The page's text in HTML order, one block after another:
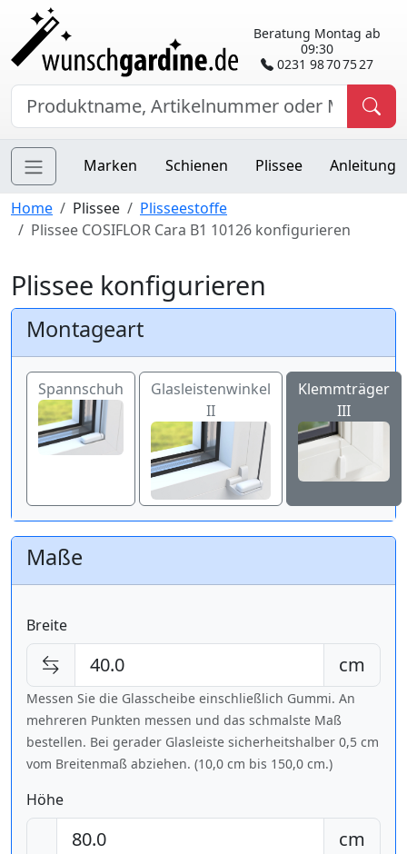
Beratung Montag ab
09:30
0231 98 70 75 27
Marken Schienen Plissee Anleitung
Home Plissee
Plisseestoffe
Plissee COSIFLOR Cara B1 10126 konfigurieren
Plissee konfigurieren
Montageart
Spannschuh
Glasleistenwinkel
II
Klemmträger
III
Maße
Breite
cm
Messen Sie die Glasscheibe einschließlich Gummi. An
mehreren Punkten messen und das schmalste Maß
bestellen. Bei gerader Glasleiste sicherheitshalber 0,5 cm
vom Breitenmaß abziehen. (10,0 cm bis 150,0 cm.)
Höhe
cm